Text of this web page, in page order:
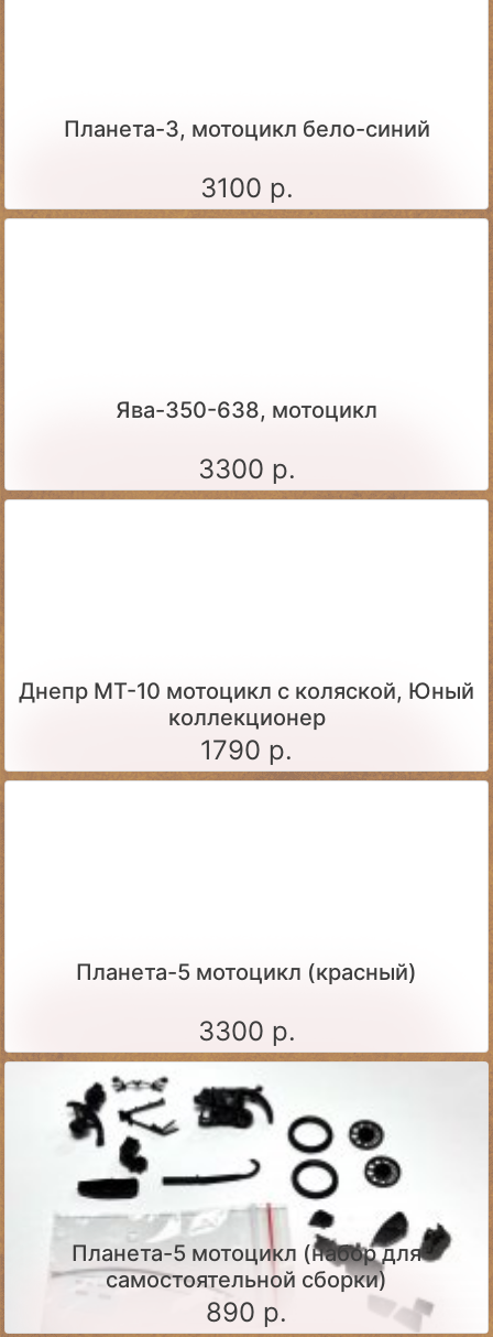
Планета-3, мотоцикл бело-синий
3100 р.
Ява-350-638, мотоцикл
3300 р.
Днепр МТ-10 мотоцикл с коляской, Юный
коллекционер
1790 р.
Планета-5 мотоцикл (красный)
3300 р.
Планета-5 мотоцикл (набор для
самостоятельной сборки)
890 р.